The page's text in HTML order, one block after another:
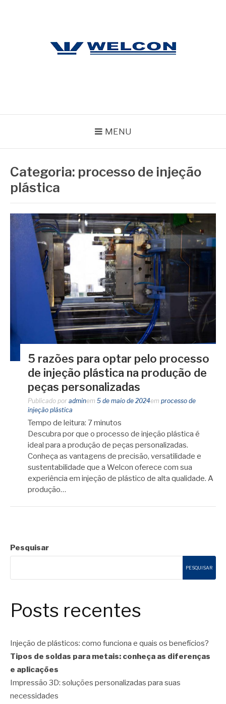
MENU
Categoria: processo de injeção
plástica
5 razões para optar pelo processo
de injeção plástica na produção de
peças personalizadas
Publicado por adminem 5 de maio de 2024em processo de
injeção plástica
Tempo de leitura: 7minutos
Descubra por que o processo de injeção plástica é
ideal para a produção de peças personalizadas.
Conheça as vantagens de precisão, versatilidade e
sustentabilidade que a Welcon oferece com sua
experiência em injeção de plástico de alta qualidade. A
produção…
Pesquisar
PESQUISAR
Posts recentes
Injeção de plásticos: como funciona e quais os benefícios?
Tipos de soldas para metais: conheça as diferenças
e aplicações
Impressão 3D: soluções personalizadas para suas
necessidades